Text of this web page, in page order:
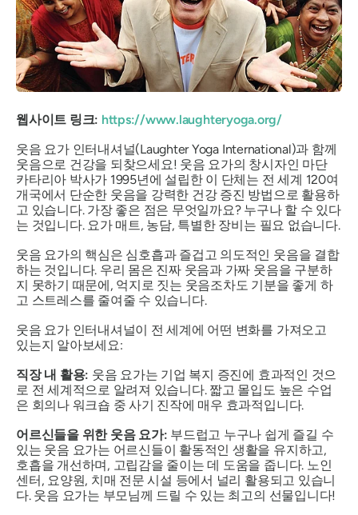
웹사이트 링크: https://www.laughteryoga.org/
웃음 요가 인터내셔널(Laughter Yoga International)과 함께
웃음으로 건강을 되찾으세요! 웃음 요가의 창시자인 마단
카타리아 박사가 1995년에 설립한 이 단체는 전 세계 120여
개국에서 단순한 웃음을 강력한 건강 증진 방법으로 활용하
고 있습니다. 가장 좋은 점은 무엇일까요? 누구나 할 수 있다
는 것입니다. 요가 매트, 농담, 특별한 장비는 필요 없습니다.
웃음 요가의 핵심은 심호흡과 즐겁고 의도적인 웃음을 결합
하는 것입니다. 우리 몸은 진짜 웃음과 가짜 웃음을 구분하
지 못하기 때문에, 억지로 짓는 웃음조차도 기분을 좋게 하
고 스트레스를 줄여줄 수 있습니다.
웃음 요가 인터내셔널이 전 세계에 어떤 변화를 가져오고
있는지 알아보세요:
직장 내 활용: 웃음 요가는 기업 복지 증진에 효과적인 것으
로 전 세계적으로 알려져 있습니다. 짧고 몰입도 높은 수업
은 회의나 워크숍 중 사기 진작에 매우 효과적입니다.
어르신들을 위한 웃음 요가: 부드럽고 누구나 쉽게 즐길 수
있는 웃음 요가는 어르신들이 활동적인 생활을 유지하고,
호흡을 개선하며, 고립감을 줄이는 데 도움을 줍니다. 노인
센터, 요양원, 치매 전문 시설 등에서 널리 활용되고 있습니
다. 웃음 요가는 부모님께 드릴 수 있는 최고의 선물입니다!